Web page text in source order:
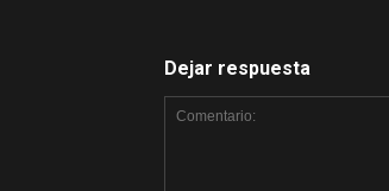
Dejar respuesta